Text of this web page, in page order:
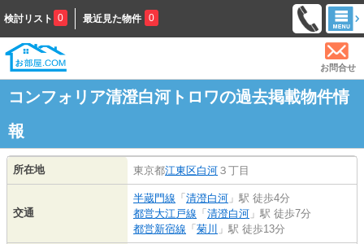
検討リスト 0 最近見た物件 0
お問合せ
コンフォリア清澄白河トロワの過去掲載物件情
報
所在地 東京都江東区白河 ３丁目
交通
半蔵門線 「 清澄白河 」駅 徒歩4分
都営大江戸線 「 清澄白河 」駅 徒歩7分
都営新宿線 「 菊川 」駅 徒歩13分